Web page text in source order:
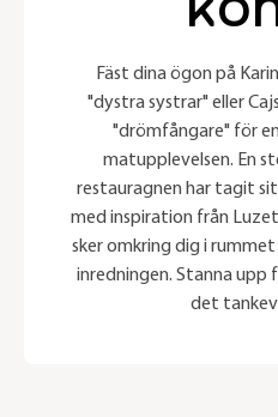
Fäst dina ögon på
"dystra systrar" eller
"drömfångare" för
matupplevelsen. En
restauragnen har tagit
med inspiration från
sker omkring dig i
inredningen. Stanna
det